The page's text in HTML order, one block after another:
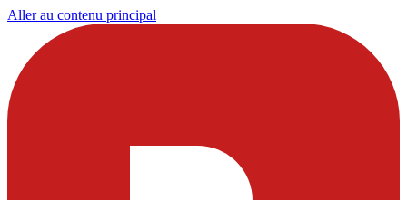
Aller au contenu principal